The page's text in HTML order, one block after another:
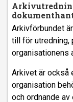
Arkivförbundet
till för utredning,
organisationens
Arkivet är också
organisation
och ordnande av